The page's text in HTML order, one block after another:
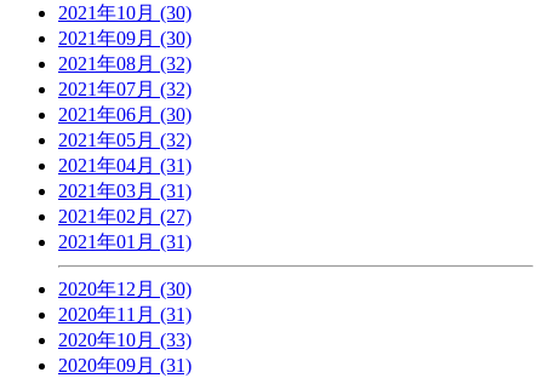
2021年10月 (30)
2021年09月 (30)
2021年08月 (32)
2021年07月 (32)
2021年06月 (30)
2021年05月 (32)
2021年04月 (31)
2021年03月 (31)
2021年02月 (27)
2021年01月 (31)
2020年12月 (30)
2020年11月 (31)
2020年10月 (33)
2020年09月 (31)